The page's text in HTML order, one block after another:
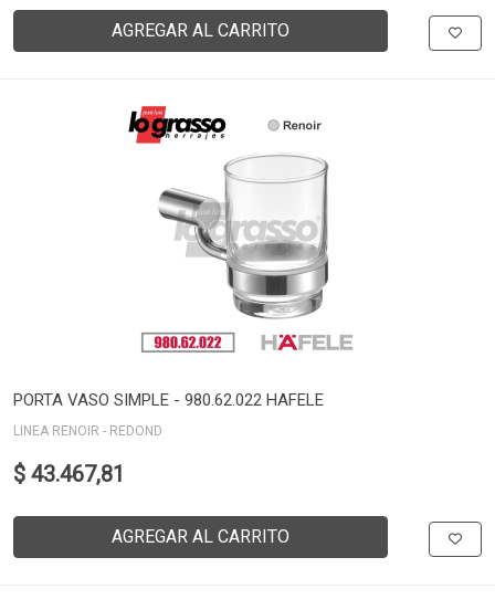
AGREGAR AL CARRITO
PORTA VASO SIMPLE - 980.62.022 HAFELE
LINEA RENOIR - REDOND
$ 43.467,81
AGREGAR AL CARRITO